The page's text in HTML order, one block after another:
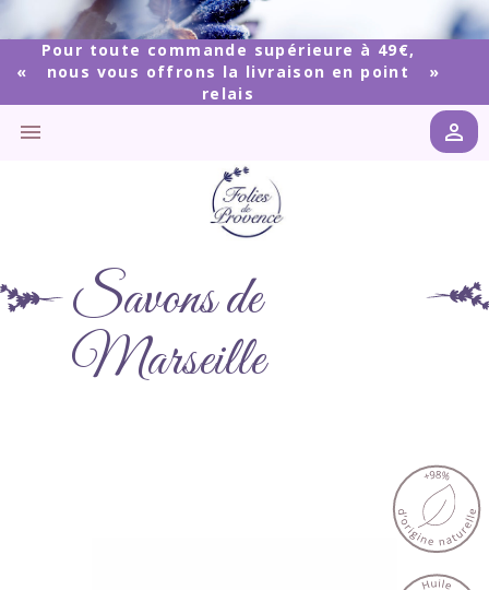
Pour toute commande supérieure à 49€,
nous vous offrons la livraison en point
relais
 
Savons de
Marseille